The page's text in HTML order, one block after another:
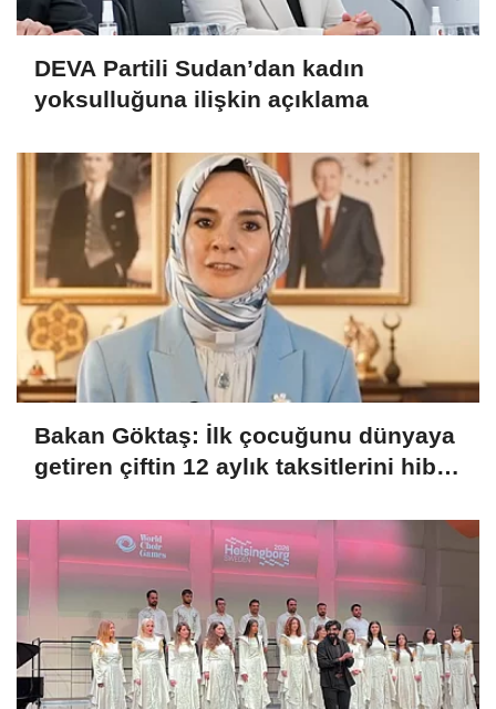
DEVA Partili Sudan’dan kadın
yoksulluğuna ilişkin açıklama
Bakan Göktaş: İlk çocuğunu dünyaya
getiren çiftin 12 aylık taksitlerini hibe